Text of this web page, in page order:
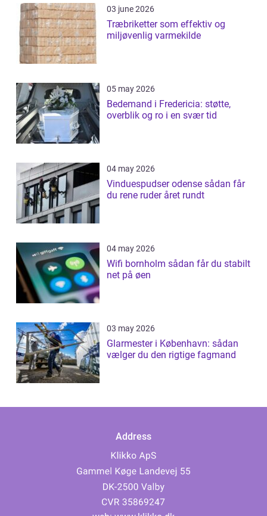
03 june 2026
Træbriketter som effektiv og
miljøvenlig varmekilde
05 may 2026
Bedemand i Fredericia: støtte,
overblik og ro i en svær tid
04 may 2026
Vinduespudser odense sådan får
du rene ruder året rundt
04 may 2026
Wifi bornholm sådan får du stabilt
net på øen
03 may 2026
Glarmester i København: sådan
vælger du den rigtige fagmand
Address